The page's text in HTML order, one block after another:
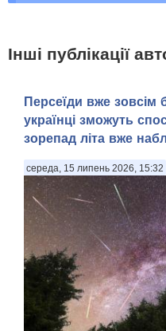
Інші публікації
Персеїди вже зовсім
українці зможуть
зорепад літа вже
середа, 15 липень 2026, 15:32